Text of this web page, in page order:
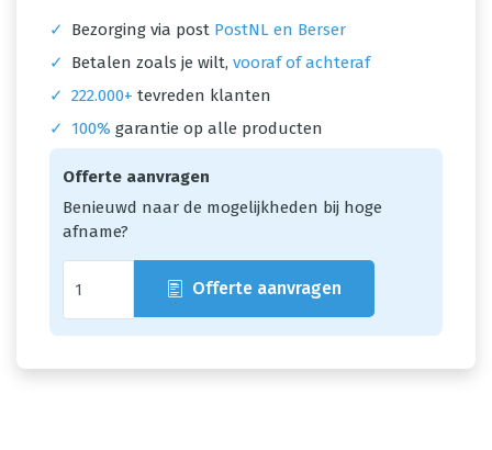
✓ Bezorging via post PostNL en Berser
✓
Betalen zoals je wilt, vooraf of achteraf
✓ 222.000+ tevreden klanten
✓
100% garantie op alle producten
Offerte aanvragen
Benieuwd naar de mogelijkheden bij hoge
afname?
Offerte aanvragen